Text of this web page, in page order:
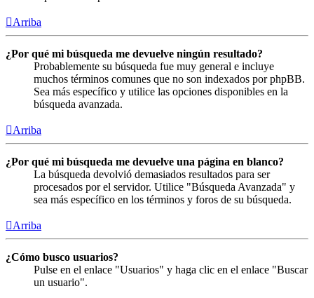
Arriba
¿Por qué mi búsqueda me devuelve ningún resultado?
Probablemente su búsqueda fue muy general e incluye
muchos términos comunes que no son indexados por phpBB.
Sea más específico y utilice las opciones disponibles en la
búsqueda avanzada.
Arriba
¿Por qué mi búsqueda me devuelve una página en blanco?
La búsqueda devolvió demasiados resultados para ser
procesados por el servidor. Utilice "Búsqueda Avanzada" y
sea más específico en los términos y foros de su búsqueda.
Arriba
¿Cómo busco usuarios?
Pulse en el enlace "Usuarios" y haga clic en el enlace "Buscar
un usuario".